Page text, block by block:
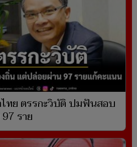
ทย ตรรกะวิบัติ ปมฟันสอบ
ราย